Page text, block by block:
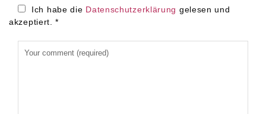
Ich habe die Datenschutzerklärung gelesen und
akzeptiert. *